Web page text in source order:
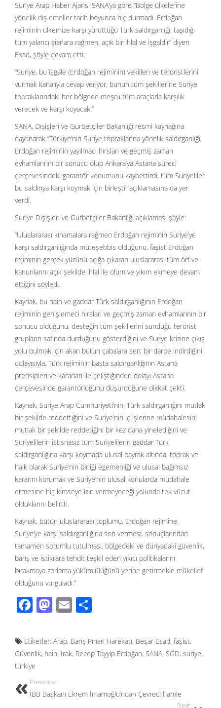
Suriye Arap Haber Ajansı SANA’ya göre “Bölge ülkelerine
yönelik dış emeller tarih boyunca hiç durmadı. Erdoğan
rejiminin ülkemize karşı yürüttüğü Türk saldırganlığı, taşıdığı
tüm yalancı şiarlara rağmen, açık bir ihlal ve işgaldir” diyen
Esad, şöyle devam etti:
“Suriye, bu işgale (Erdoğan rejiminin) vekilleri ve teröristlerini
vurmak kanalıyla cevap veriyor, bunun tüm şekillerine Suriye
topraklarındaki her bölgede meşru tüm araçlarla karşılık
verecek ve karşı koyacak.”
SANA, Dışişleri ve Gurbetçiler Bakanlığı resmi kaynağına
dayanarak “Türkiye’nin Suriye topraklarına yönelik saldırganlığı,
Erdoğan rejiminin yayılmacı hırsları ve geçmiş zaman
evhamlarının bir sonucu olup Ankara’ya Astana süreci
çerçevesindeki garantör konumunu kaybettirdi, tüm Suriyeliler
bu saldırıya karşı koymak için birleşti” açıklamasına da yer
verdi.
Suriye Dışişleri ve Gurbetçiler Bakanlığı açıklaması şöyle:
“Uluslararası kınamalara rağmen Erdoğan rejiminin Suriye’ye
karşı saldırganlığında müteşebbis olduğunu, faşist Erdoğan
rejiminin gerçek yüzünü açığa çıkaran uluslararası tüm örf ve
kanunlarını açık şekilde ihlal ile ölüm ve yıkım ekmeye devam
ettiğini söyledi.
Kaynak, bu hain ve gaddar Türk saldırganlığının Erdoğan
rejiminin genişlemeci hırsları ve geçmiş zaman evhamlarının bir
sonucu olduğunu, desteğin tüm şekillerini sunduğu terörist
grupların safında durduğunu gösterdiğini ve Suriye krizine çıkış
yolu bulmak için akan bütün çabalara sert bir darbe indirdiğini
dolayısıyla, Türk rejiminin başta saldırganlığının Astana
prensipleri ve kararları ile çeliştiğinden dolayı Astana
çerçevesinde garantörlüğünü düşürdüğüne dikkat çekti.
Kaynak, Suriye Arap Cumhuriyeti’nin, Türk saldırganlığını mutlak
bir şekilde reddettiğini ve Suriye’nin iç işlerine müdahalesini
mutlak bir şekilde reddetiğini bir kez daha yinelediğini ve
Suriyelilerin istisnasız tüm Suriyelilerin gaddar Türk
saldırganlığına karşı koymada ulusal bayrak altında, toprak ve
halk olarak Suriye’nin birliği egemenliği ve ulusal bağımsız
kararını korumak ve Suriye’nin ulusal konularda müdahale
etmesine hiç kimseye izin vermeyeceği yolunda tek vücut
olduklarını belirtti.
Kaynak, bütün uluslararası toplumu, Erdoğan rejimine,
Suriye’ye karşı saldırganlığına son vermesi, sonuçlarından
tamamen sorumlu tutulması, bölgedeki ve dünyadaki güvenlik,
barış ve istikrara tehdit teşkil eden yıkıcı politikalarını
bırakmaya zorlama yükümlülüğünü yerine getirmekle mükellef
olduğunu vurguladı.”
F
e
b
o
o
k
M
to
d
n
E
ail ar
e
Etiketler: Arap, Barış Pınarı Harekatı, Beşar Esad, faşist,
Güvenlik, hain, Irak, Recep Tayyip Erdoğan, SANA, SGD, suriye,
türkiye
Previous:
İBB Başkanı Ekrem İmamoğlu’ndan Çevreci hamle
Next: